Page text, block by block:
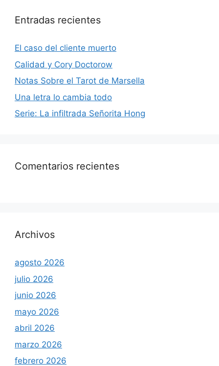
Entradas recientes
El caso del cliente muerto
Calidad y Cory Doctorow
Notas Sobre el Tarot de Marsella
Una letra lo cambia todo
Serie: La infiltrada Señorita Hong
Comentarios recientes
Archivos
agosto 2026
julio 2026
junio 2026
mayo 2026
abril 2026
marzo 2026
febrero 2026